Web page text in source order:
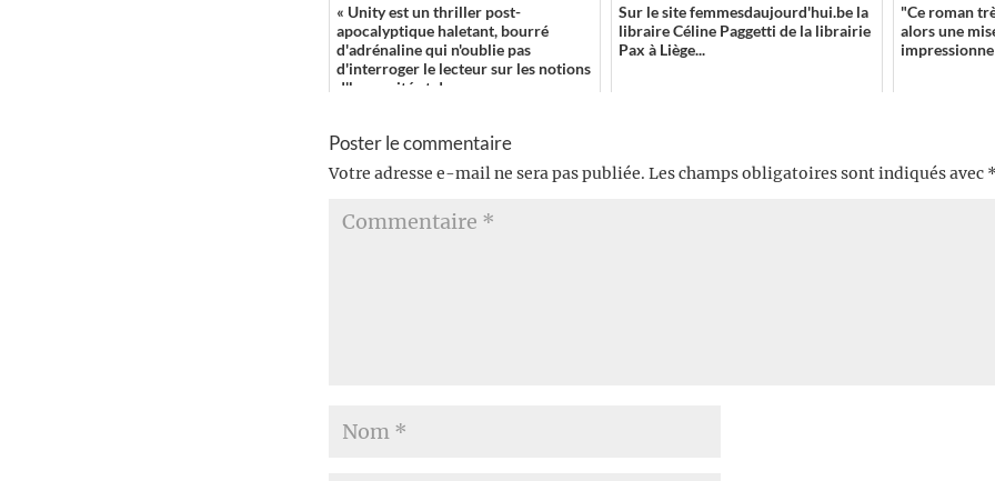
« Unity est un thriller post-
apocalyptique haletant, bourré
d'adrénaline qui n'oublie pas
d'interroger le lecteur sur les notions
d'humanité et de con...
Sur le site femmesdaujourd'hui.be la
libraire Céline Paggetti de la librairie
Pax à Liège...
"Ce roman
alors une
Poster le commentaire
Votre adresse e-mail ne sera pas publiée. Les champs obligatoires sont indiqués avec